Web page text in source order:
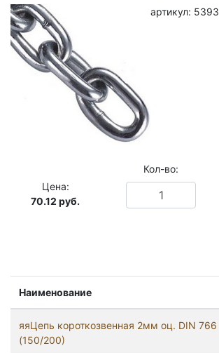
Наименование
яяЦепь короткозвенная 2мм оц. DIN 766
(150/200)
артикул: 5393
Цена:
70.12 руб.
Кол-во: